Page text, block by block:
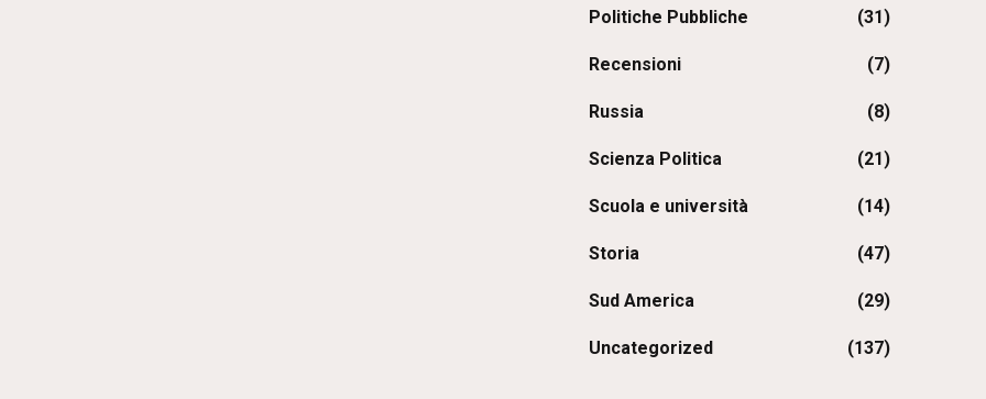
Politiche Pubbliche (31)
Recensioni (7)
Russia (8)
Scienza Politica (21)
Scuola e università (14)
Storia (47)
Sud America (29)
Uncategorized (137)